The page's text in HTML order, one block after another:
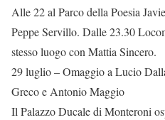
Alle 22 al Parco della Poesia
Peppe Servillo. Dalle 23.30
stesso luogo con Mattia Sincero.
29 luglio – Omaggio a Lucio
Greco e Antonio Maggio
Il Palazzo Ducale di Monteroni